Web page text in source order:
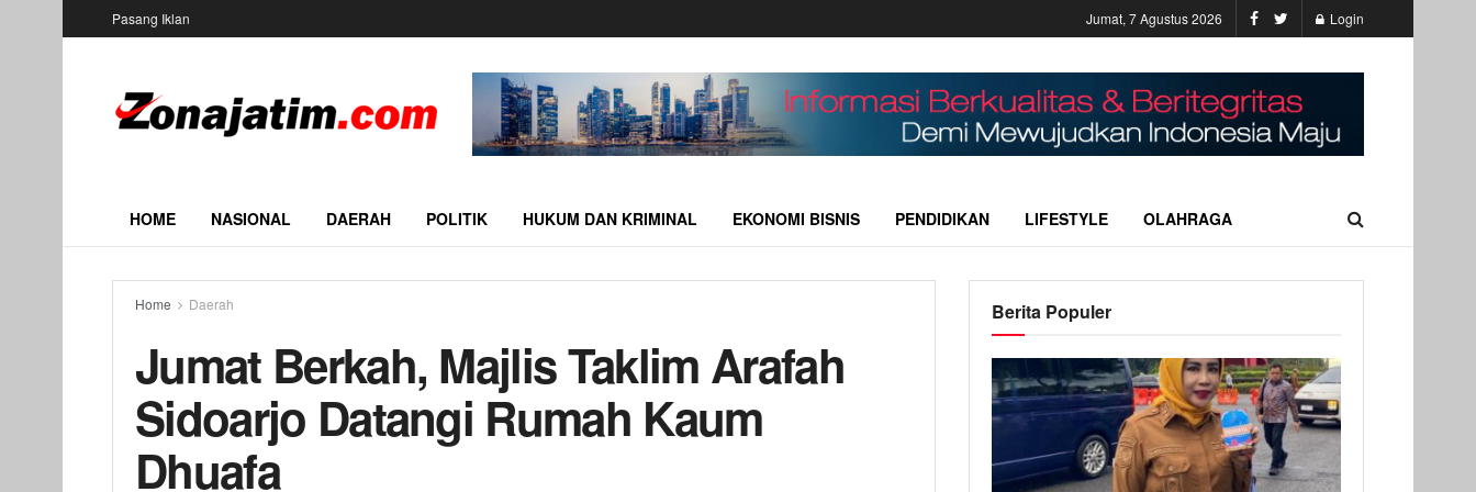
Pasang Iklan Jumat, 7 Agustus 2026 Login
HOME NASIONAL DAERAH POLITIK HUKUM DAN KRIMINAL EKONOMI BISNIS PENDIDIKAN LIFESTYLE OLAHRAGA
Home Daerah
Jumat Berkah, Majlis Taklim Arafah
Sidoarjo Datangi Rumah Kaum
Dhuafa
Berita Populer